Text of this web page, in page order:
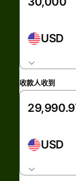
USD
收款人收到
USD